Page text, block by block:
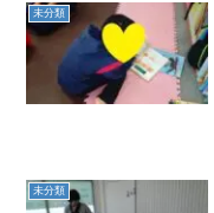
未分類
未分類